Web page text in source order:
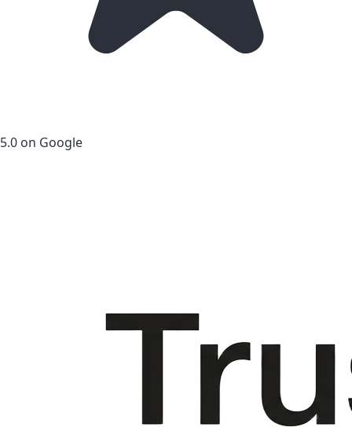
5.0 on Google